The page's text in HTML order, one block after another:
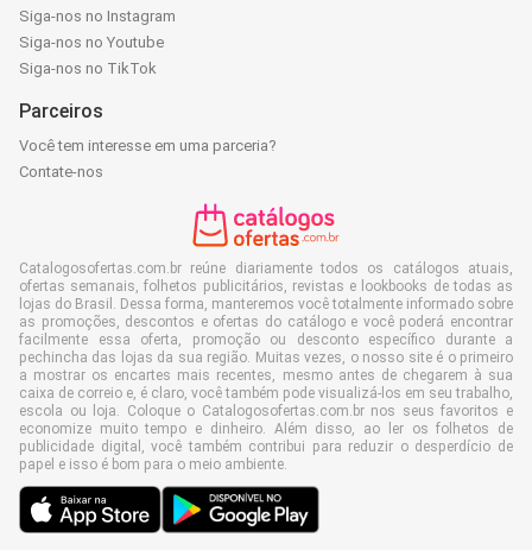
Siga-nos no Instagram
Siga-nos no Youtube
Siga-nos no TikTok
Parceiros
Você tem interesse em uma parceria?
Contate-nos
Catalogosofertas.com.br reúne diariamente todos os catálogos atuais,
ofertas semanais, folhetos publicitários, revistas e lookbooks de todas as
lojas do Brasil. Dessa forma, manteremos você totalmente informado sobre
as promoções, descontos e ofertas do catálogo e você poderá encontrar
facilmente essa oferta, promoção ou desconto específico durante a
pechincha das lojas da sua região. Muitas vezes, o nosso site é o primeiro
a mostrar os encartes mais recentes, mesmo antes de chegarem à sua
caixa de correio e, é claro, você também pode visualizá-los em seu trabalho,
escola ou loja. Coloque o Catalogosofertas.com.br nos seus favoritos e
economize muito tempo e dinheiro. Além disso, ao ler os folhetos de
publicidade digital, você também contribui para reduzir o desperdício de
papel e isso é bom para o meio ambiente.